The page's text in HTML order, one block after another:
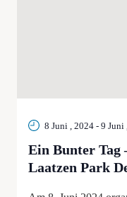
Ein Bunter Tag
Laatzen Park
8 Juni , 2024 - 9 Juni